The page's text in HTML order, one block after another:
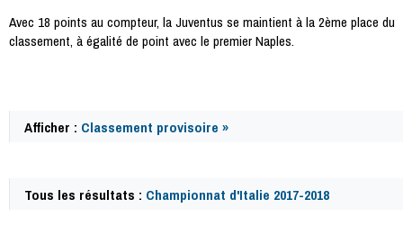
Avec 18 points au compteur, la Juventus se maintient à la 2ème place du
classement, à égalité de point avec le premier Naples.
Afficher : Classement provisoire »
Tous les résultats : Championnat d'Italie 2017-2018